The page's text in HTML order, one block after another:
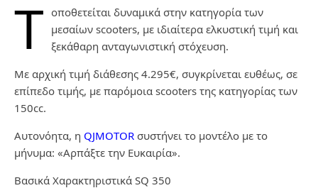
Τ οποθετείται δυναμικά στην κατηγορία των
μεσαίων scooters, με ιδιαίτερα ελκυστική τιμή και
ξεκάθαρη ανταγωνιστική στόχευση.
Με αρχική τιμή διάθεσης 4.295€, συγκρίνεται ευθέως, σε
επίπεδο τιμής, με παρόμοια scooters της κατηγορίας των
150cc.
Αυτονόητα, η QJMOTOR συστήνει το μοντέλο με το
μήνυμα: «Αρπάξτε την Ευκαιρία».
Βασικά Χαρακτηριστικά SQ 350